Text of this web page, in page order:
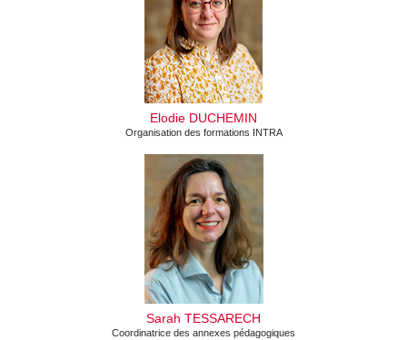
Elodie DUCHEMIN
Organisation des formations INTRA
Sarah TESSARECH
Coordinatrice des annexes pédagogiques